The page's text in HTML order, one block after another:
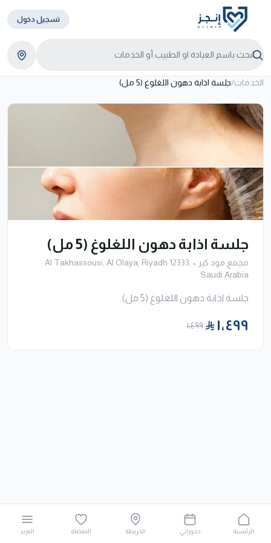
تسجيل دخول
الخدمات/جلسة اذابة دهون اللغلوغ (5 مل)
جلسة اذابة دهون اللغلوغ (5 مل)
مجمع مود كير •
Al Takhassousi, Al Olaya, Riyadh 12333,
Saudi Arabia
جلسة اذابة دهون اللغلوغ (5 مل)
١٬٤٩٩ ١٬٤٩٩
الرئيسية حجوزاتي الخريطة المفضلة المزيد